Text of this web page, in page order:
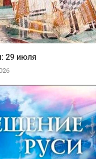
29 июля